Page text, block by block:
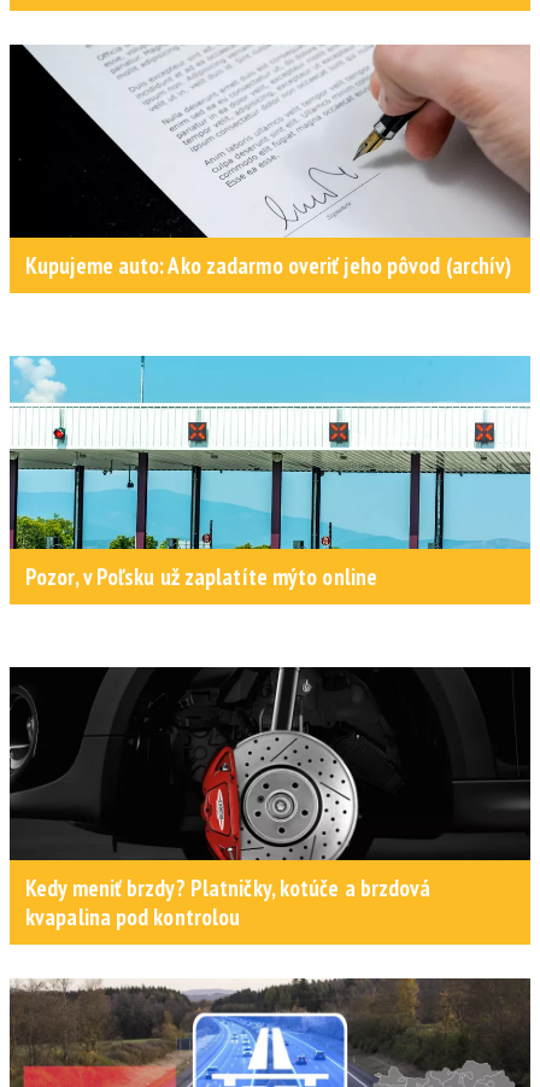
Kupujeme auto: Ako zadarmo overiť jeho pôvod (archív)
Pozor, v Poľsku už zaplatíte mýto online
Kedy meniť brzdy? Platničky, kotúče a brzdová
kvapalina pod kontrolou